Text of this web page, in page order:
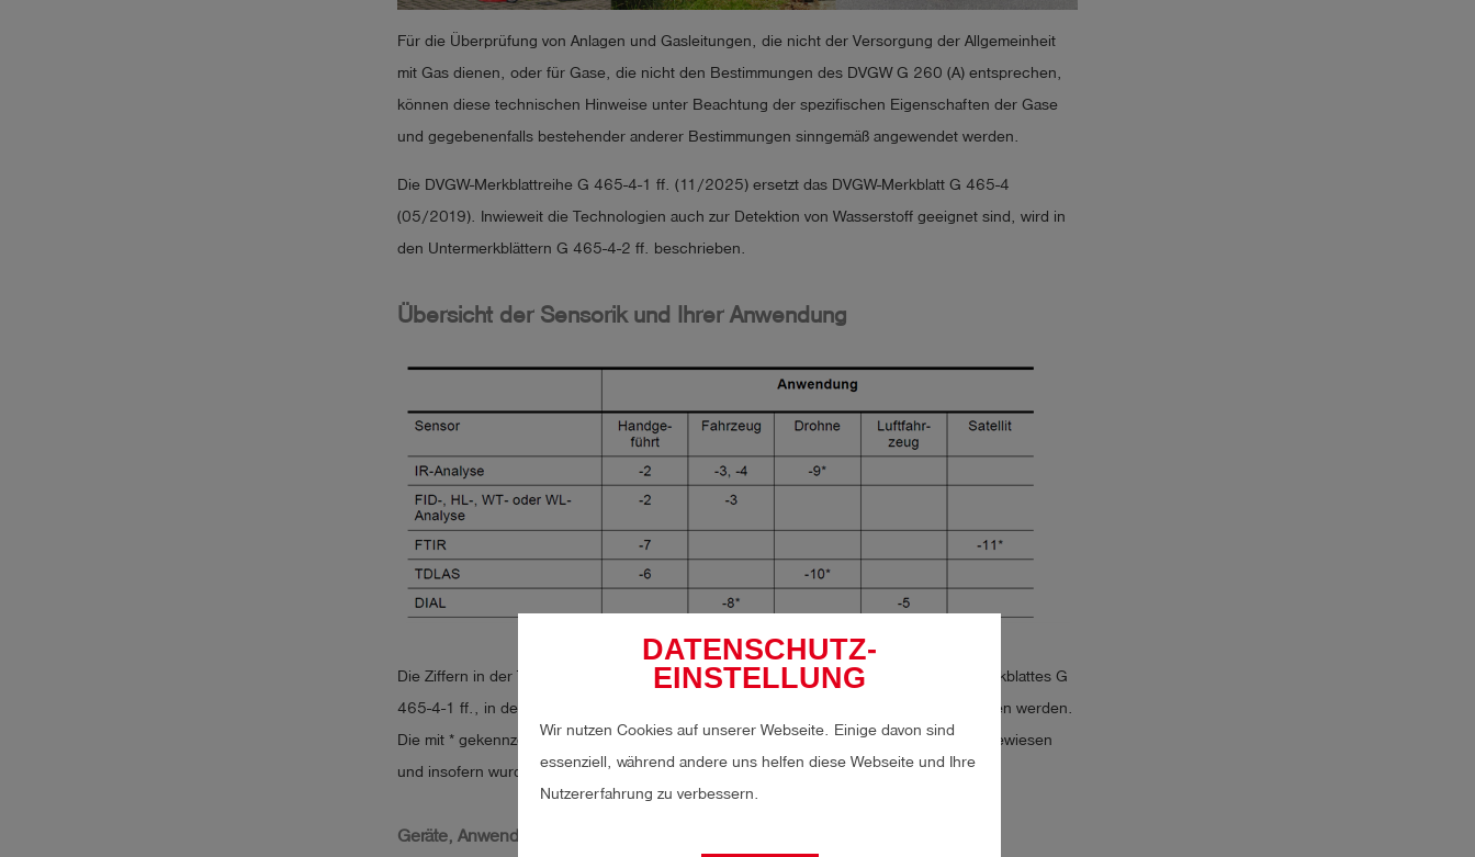
DATENSCHUTZ-
EINSTELLUNG
Wir nutzen Cookies auf unserer Webseite. Einige davon sind
essenziell, während andere uns helfen diese Webseite und Ihre
Nutzererfahrung zu verbessern.
Für die Überprüfung von Anlagen und Gasleitungen, die nicht der Versorgung der Allgemeinheit
mit Gas dienen, oder für Gase, die nicht den Bestimmungen des DVGW G 260 (A) entsprechen,
können diese technischen Hinweise unter Beachtung der spezifischen Eigenschaften der Gase
und gegebenenfalls bestehender anderer Bestimmungen sinngemäß angewendet werden.
Die DVGW-Merkblattreihe G 465-4-1 ff. (11/2025) ersetzt das DVGW-Merkblatt G 465-4
(05/2019). Inwieweit die Technologien auch zur Detektion von Wasserstoff geeignet sind, wird in
den Untermerkblättern G 465-4-2 ff. beschrieben.
Übersicht der Sensorik und Ihrer Anwendung
Die Ziffern in der Tabelle beziehen sich auf das jeweilige Untermerkblatt des DVGW-Merkblattes G
465-4-1 ff., in dem die Geräte und Systeme sowie ihre Anwendung genauer beschrieben werden.
Die mit * gekennzeichneten Systeme haben bislang ihre Betriebserfahrung nicht nachgewiesen
und insofern wurden bislang keine Untermerkblätter erstellt.
Geräte, Anwendungen und Einsatzszenarien im Überblick